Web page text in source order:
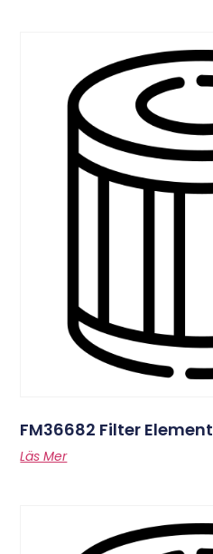
FM36682 Filter Element
Läs Mer